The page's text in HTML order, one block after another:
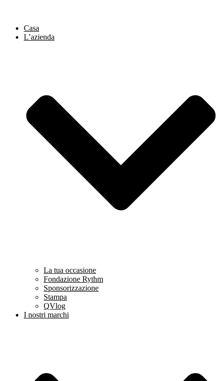
Casa
L’azienda
La tua occasione
Fondazione Rythm
Sponsorizzazione
Stampa
QVlog
I nostri marchi